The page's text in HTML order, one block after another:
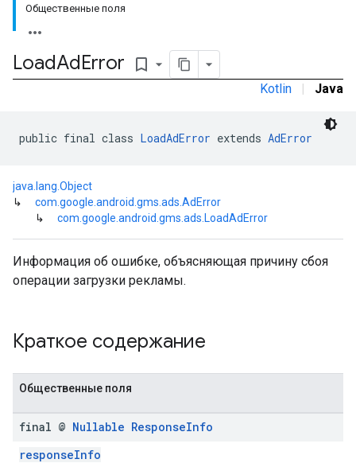
Общественные поля
LoadAdError bookmark_border
Kotlin | Java
public final class LoadAdError extends AdError
java.lang.Object
↳
com.google.android.gms.ads.AdError
↳
com.google.android.gms.ads.LoadAdError
Информация об ошибке, объясняющая причину сбоя
операции загрузки рекламы.
Краткое содержание
Общественные поля
final @ Nullable ResponseInfo
responseInfo